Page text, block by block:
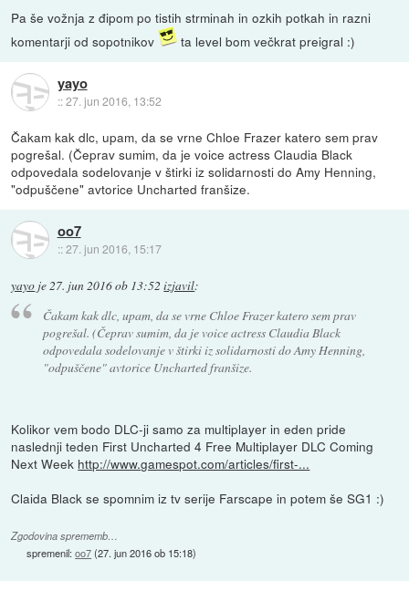
Pa še vožnja z đipom po tistih strminah in ozkih potkah in razni
komentarji od sopotnikov
ta level bom večkrat preigral :)
yayo
::27. jun 2016, 13:52
Čakam kak dlc, upam, da se vrne Chloe Frazer katero sem prav
pogrešal. (Čeprav sumim, da je voice actress Claudia Black
odpovedala sodelovanje v štirki iz solidarnosti do Amy Henning,
"odpuščene" avtorice Uncharted franšize.
oo7
::27. jun 2016, 15:17
yayo je 27. jun 2016 ob 13:52 izjavil:
Čakam kak dlc, upam, da se vrne Chloe Frazer katero sem prav
pogrešal. (Čeprav sumim, da je voice actress Claudia Black
odpovedala sodelovanje v štirki iz solidarnosti do Amy Henning,
"odpuščene" avtorice Uncharted franšize.
Kolikor vem bodo DLC-ji samo za multiplayer in eden pride
naslednji teden First Uncharted 4 Free Multiplayer DLC Coming
Next Week http://www.gamespot.com/articles/first-...
Claida Black se spomnim iz tv serije Farscape in potem še SG1 :)
Zgodovina sprememb…
spremenil:oo7(27. jun 2016 ob 15:18)